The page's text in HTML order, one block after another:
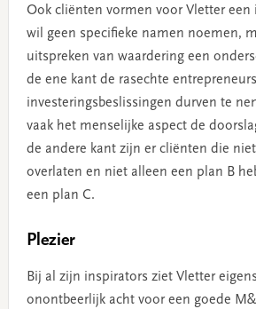
Ook cliënten vormen voor Vletter
wil geen specifieke namen noemen,
uitspreken van waardering een
de ene kant de rasechte
investeringsbeslissingen durven te
vaak het menselijke aspect de
de andere kant zijn er cliënten die
overlaten en niet alleen een plan B
een plan C.
Plezier
Bij al zijn inspirators ziet Vletter
onontbeerlijk acht voor een goede